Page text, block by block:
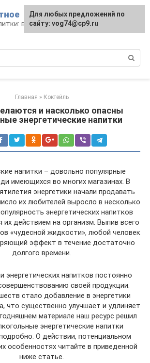
виды, рецепты,
Главная » Коктейль
и насколько опасны
энергетические напитки
напитки – довольно популярные
имеющихся во многих магазинах. В
энергетики начали продавать
их любителей выросло в несколько
энергетических напитков
их действием на организм. Выпив всего
«чудесной жидкости», любой человек
эффект в течение достаточно
долгого времени.
энергетических напитков постоянно
своей продукции.
стало добавление в энергетики
что существенно улучшает и удлиняет
материале наш ресурс решил
энергетические напитки
О действии, потенциальном
особенностях читайте в приведенной
ниже статье.
Для любых предложений по
сайту: vog74@cp9.ru